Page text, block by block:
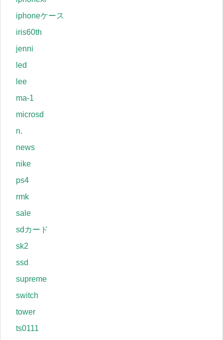
iphoneケース
iris60th
jenni
led
lee
ma-1
microsd
n.
news
nike
ps4
rmk
sale
sdカード
sk2
ssd
supreme
switch
tower
ts0111